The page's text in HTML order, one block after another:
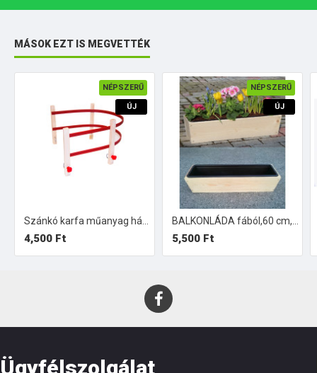
MÁSOK EZT IS MEGVETTÉK
NÉPSZERŰ
ÚJ
Szánkó karfa műanyag háttámlával
4,500 Ft
NÉPSZERŰ
ÚJ
BALKONLÁDA fából,60 cm, műanyag betéttel.
5,500 Ft
Ügyfélszolgálat